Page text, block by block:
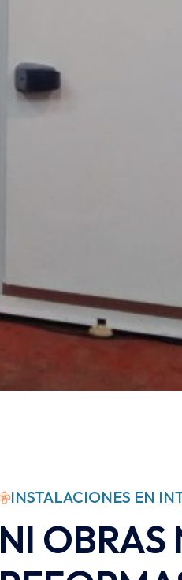
INSTALACIONES EN
NI OBRAS